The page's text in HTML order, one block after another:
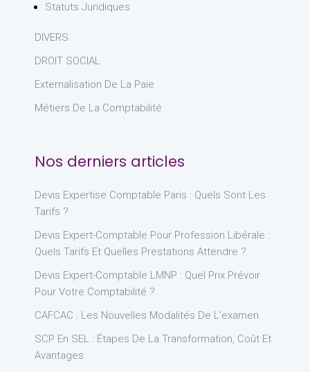
Statuts Juridiques
DIVERS
DROIT SOCIAL
Externalisation De La Paie
Métiers De La Comptabilité
Nos derniers articles
Devis Expertise Comptable Paris : Quels Sont Les
Tarifs ?
Devis Expert-Comptable Pour Profession Libérale :
Quels Tarifs Et Quelles Prestations Attendre ?
Devis Expert-Comptable LMNP : Quel Prix Prévoir
Pour Votre Comptabilité ?
CAFCAC : Les Nouvelles Modalités De L’examen
SCP En SEL : Étapes De La Transformation, Coût Et
Avantages